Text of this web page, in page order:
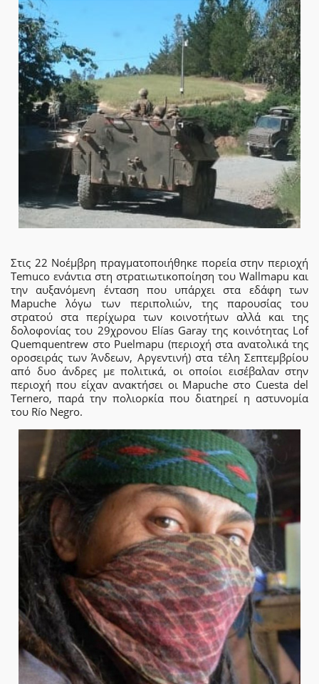
Στις 22 Νοέμβρη πραγματοποιήθηκε πορεία στην περιοχή
Temuco ενάντια στη στρατιωτικοποίηση του Wallmapu και
την αυξανόμενη ένταση που υπάρχει στα εδάφη των
Mapuche λόγω των περιπολιών, της παρουσίας του
στρατού στα περίχωρα των κοινοτήτων αλλά και της
δολοφονίας του 29χρονου Elías Garay της κοινότητας Lof
Quemquentrew στο Puelmapu (περιοχή στα ανατολικά της
οροσειράς των Άνδεων, Αργεντινή) στα τέλη Σεπτεμβρίου
από δυο άνδρες με πολιτικά, οι οποίοι εισέβαλαν στην
περιοχή που είχαν ανακτήσει οι Mapuche στο Cuesta del
Ternero, παρά την πολιορκία που διατηρεί η αστυνομία
του Río Negro.